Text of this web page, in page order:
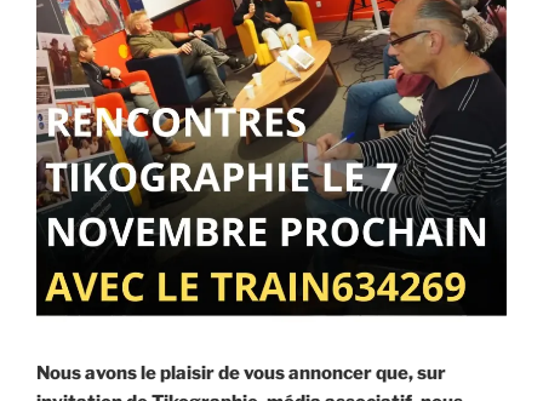
Nous avons le plaisir de vous annoncer que, sur